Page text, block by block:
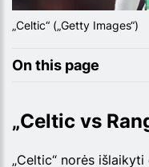
„Celtic“ („Getty Images“)
On this page
„Celtic vs
„Celtic“ norės